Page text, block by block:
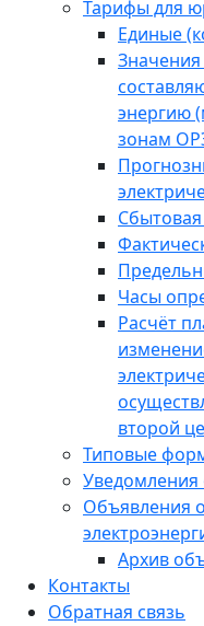
Тарифы для
Единые
энергию
зонам
Часы
Расчёт
второй
Типовые
Уведомления
Объявления
Архив
Контакты
Обратная связь